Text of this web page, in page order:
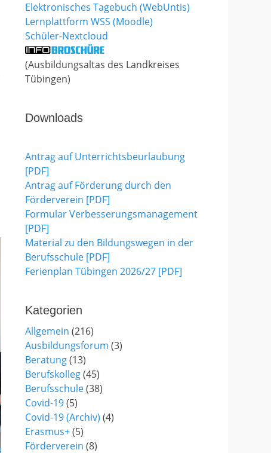
Elektronisches Tagebuch (WebUntis)
Lernplattform WSS (Moodle)
Schüler-Nextcloud
(Ausbildungsaltas des Landkreises
Tübingen)
Downloads
Antrag auf Unterrichtsbeurlaubung
[PDF]
Antrag auf Förderung durch den
Förderverein [PDF]
Formular Verbesserungsmanagement
[PDF]
Material zu den Bildungswegen in der
Berufsschule [PDF]
Ferienplan Tübingen 2026/27 [PDF]
Kategorien
Allgemein (216)
Ausbildungsforum (3)
Beratung(13)
Berufskolleg(45)
Berufsschule(38)
Covid-19(5)
Covid-19 (Archiv) (4)
Erasmus+(5)
Förderverein (8)